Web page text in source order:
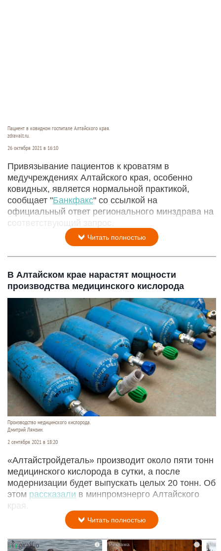
Пациент в ковидном госпитале Алтайского края.
zdravalt.ru.
26 октября 2021 в 16:10
Привязывание пациентов к кроватям в
медучреждениях Алтайского края, особенно
ковидных, является нормальной практикой,
сообщает "Банкфакс" со ссылкой на
официальный ответ регионального минздрава на
соответствующий запрос.
Читать полностью
В Алтайском крае нарастят мощности
производства медицинского кислорода
Производство медицинского кислорода.
Дмитрий Лямзин.
2 сентября 2021 в 18:20
«Алтайстройдеталь» производит около пяти тонн
медицинского кислорода в сутки, а после
модернизации будет выпускать целых 20 тонн. Об
этом рассказали в минпромэнерго Алтайского
края.
Читать полностью
i